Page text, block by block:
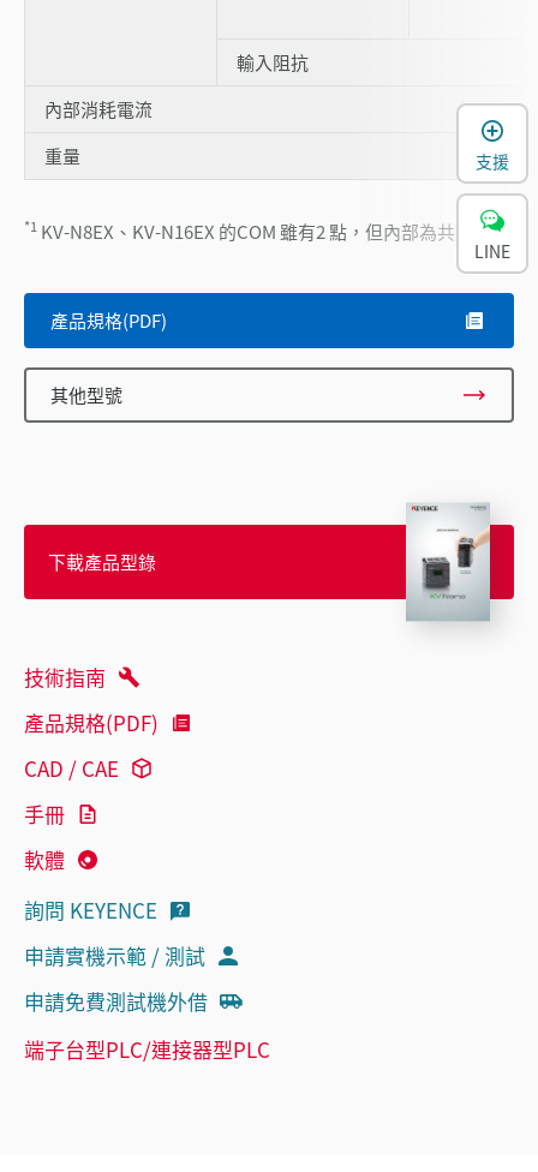
輸入阻抗
內部消耗電流
重量
*1 KV-N8EX、KV-N16EX 的COM 雖有2 點，但內部為共通。
產品規格(PDF)
其他型號
下載產品型錄
技術指南
產品規格(PDF)
CAD / CAE
手冊
軟體
詢問 KEYENCE
申請實機示範 / 測試
申請免費測試機外借
端子台型PLC/連接器型PLC
支援
LINE